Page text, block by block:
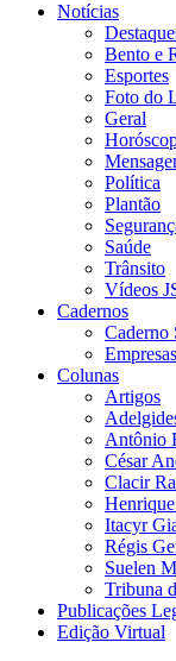
Notícias
Bento e
Esportes
Foto do
Geral
Política
Plantão
Saúde
Trânsito
Vídeos
Cadernos
Caderno
Empresas
Colunas
Artigos
Antônio
César
Clacir
Itacyr
Régis
Suelen
Tribuna
Publicações
Edição Virtual